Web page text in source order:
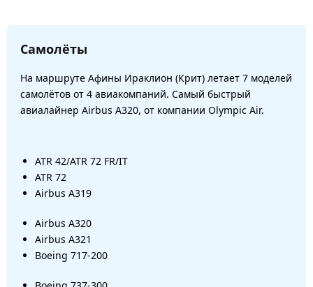
Самолёты
На маршруте Афины Ираклион (Крит) летает 7 моделей
самолётов от 4 авиакомпаний. Самый быстрый
авиалайнер Airbus A320, от компании Olympic Air.
ATR 42/ATR 72 FR/IT
ATR 72
Airbus A319
Airbus A320
Airbus A321
Boeing 717-200